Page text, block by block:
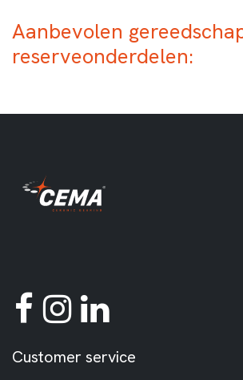
Aanbevolen
reserveonderdelen:
Customer service